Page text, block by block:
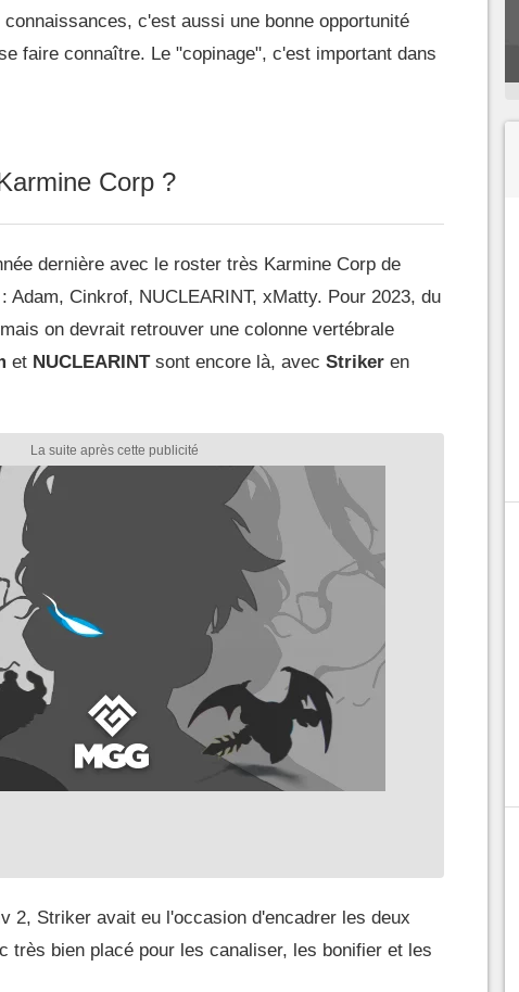
connaissances, c'est aussi une bonne opportunité
faire connaître. Le "copinage", c'est important dans
Corp ?
dernière avec le roster très Karmine Corp de
Adam, Cinkrof, NUCLEARINT, xMatty. Pour 2023, du
on devrait retrouver une colonne vertébrale
et NUCLEARINTsont encore là, avec Striker en
2, Striker avait eu l'occasion d'encadrer les deux
très bien placé pour les canaliser, les bonifier et les